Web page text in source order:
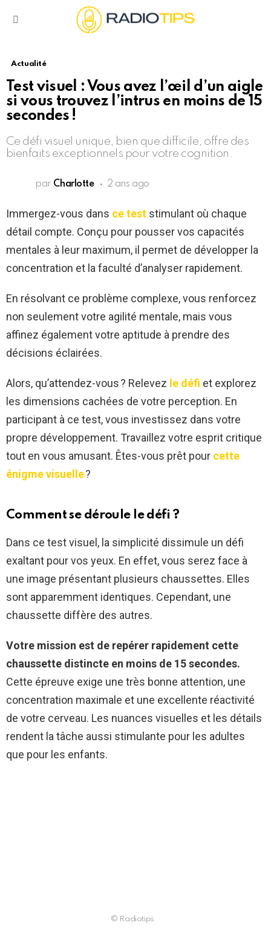
Actualité
Test visuel : Vous avez l’œil d’un aigle
si vous trouvez l’intrus en moins de 15
secondes !
Ce défi visuel unique, bien que difficile, offre des
bienfaits exceptionnels pour votre cognition.
par Charlotte 2 ans ago
Immergez-vous dans ce test stimulant où chaque
détail compte. Conçu pour pousser vos capacités
mentales à leur maximum, il permet de développer la
concentration et la faculté d’analyser rapidement.
En résolvant ce problème complexe, vous renforcez
non seulement votre agilité mentale, mais vous
affinez également votre aptitude à prendre des
décisions éclairées.
Alors, qu’attendez-vous ? Relevez le défi et explorez
les dimensions cachées de votre perception. En
participant à ce test, vous investissez dans votre
propre développement. Travaillez votre esprit critique
tout en vous amusant. Êtes-vous prêt pour cette
énigme visuelle?
Comment se déroule le défi ?
Dans ce test visuel, la simplicité dissimule un défi
exaltant pour vos yeux. En effet, vous serez face à
une image présentant plusieurs chaussettes. Elles
sont apparemment identiques. Cependant, une
chaussette diffère des autres.
Votre mission est de repérer rapidement cette
chaussette distincte en moins de 15 secondes.
Cette épreuve exige une très bonne attention, une
concentration maximale et une excellente réactivité
de votre cerveau. Les nuances visuelles et les détails
rendent la tâche aussi stimulante pour les adultes
que pour les enfants.
© Radiotips